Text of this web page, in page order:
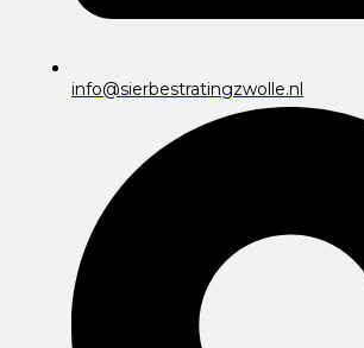
info@sierbestratingzwolle.nl